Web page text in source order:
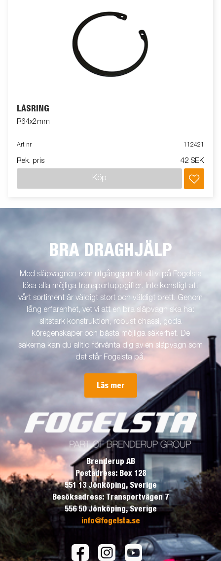
LÅSRING
R64x2mm
Art nr 112421
Rek. pris 42 SEK
Köp
BRA DRAGHJÄLP
Med släpvagnen som utgångspunkt vill vi på Fogelsta
lösa alla möjliga transportuppgifter. Inte konstigt att
vårt sortiment är väldigt stort och väldigt brett. Genom
lång erfarenhet, vet vi att en bra släpvagn ska ha:
slitstark konstruktion, robust chassi, goda
köregenskaper och bästa möjliga säkerhet. De
sakerna kan du alltid förvänta dig av en släpvagn som
det står Fogelsta på.
Läs mer
Brenderup AB
Postadress: Box 128
551 13 Jönköping, Sverige
Besöksadress: Transportvägen 7
556 50 Jönköping, Sverige
info@fogelsta.se